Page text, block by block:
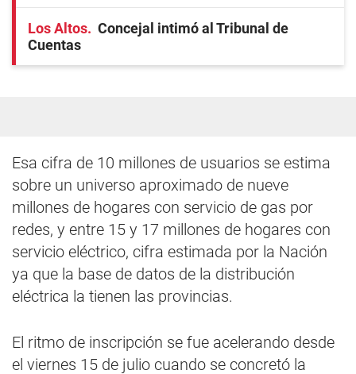
Los Altos
Concejal intimó al Tribunal de
Cuentas
Esa cifra de 10 millones de usuarios se estima
sobre un universo aproximado de nueve
millones de hogares con servicio de gas por
redes, y entre 15 y 17 millones de hogares con
servicio eléctrico, cifra estimada por la Nación
ya que la base de datos de la distribución
eléctrica la tienen las provincias.
El ritmo de inscripción se fue acelerando desde
el viernes 15 de julio cuando se concretó la